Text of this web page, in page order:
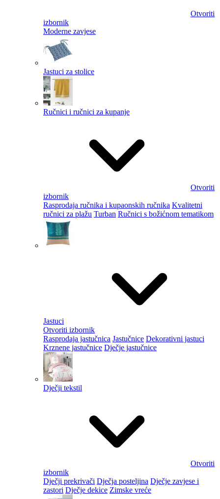
Otvoriti
izbornik
Moderne zavjese
Jastuci za stolice
Ručnici i ručnici za kupanje
Otvoriti
izbornik
Rasprodaja ručnika i kupaonskih ručnika Kvalitetni
ručnici za plažu Turban Ručnici s božićnom tematikom
Jastuci
Otvoriti izbornik
Rasprodaja jastučnica Jastučnice Dekorativni jastuci
Krznene jastučnice Dječje jastučnice
Dječji tekstil
Otvoriti
izbornik
Dječji prekrivači Dječja posteljina Dječje zavjese i
zastori Dječje dekice Zimske vreće